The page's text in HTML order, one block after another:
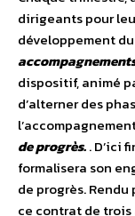
dirigeants pour
développement
dispositif, animé
d’alterner des
de progrès.. D’ici
formalisera son
de progrès.
ce contrat de